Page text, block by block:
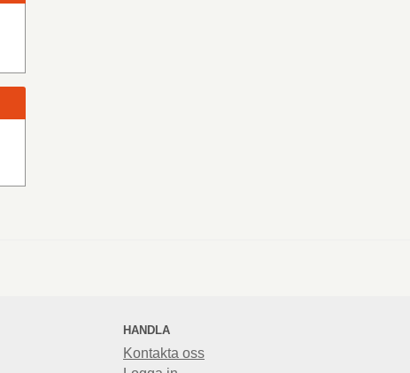
HANDLA
Kontakta oss